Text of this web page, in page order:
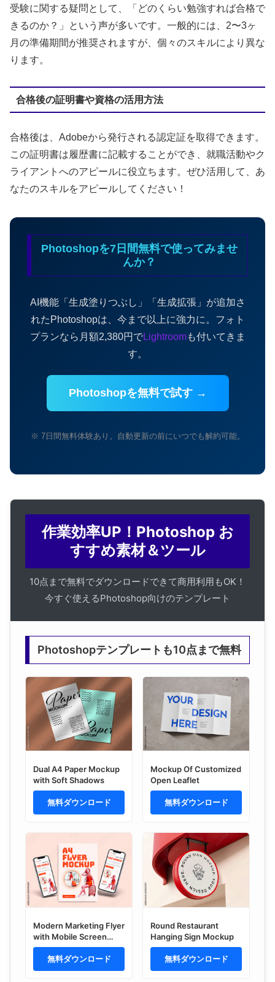
受験に関する疑問として、「どのくらい勉強すれば合格で
きるのか？」という声が多いです。一般的には、2〜3ヶ
月の準備期間が推奨されますが、個々のスキルにより異な
ります。
合格後の証明書や資格の活用方法
合格後は、Adobeから発行される認定証を取得できます。
この証明書は履歴書に記載することができ、就職活動やク
ライアントへのアピールに役立ちます。ぜひ活用して、あ
なたのスキルをアピールしてください！
Photoshopを7日間無料で使ってみませ
んか？
AI機能「生成塗りつぶし」「生成拡張」が追加さ
れたPhotoshopは、今まで以上に強力に。フォト
プランなら月額2,380円でLightroomも付いてきま
す。
Photoshopを無料で試す →
※ 7日間無料体験あり。自動更新の前にいつでも解約可能。
作業効率UP！Photoshop お
すすめ素材＆ツール
10点まで無料でダウンロードできて商用利用もOK！
今すぐ使えるPhotoshop向けのテンプレート
Photoshopテンプレートも10点まで無料
Dual A4 Paper Mockup
with Soft Shadows
無料ダウンロード
Mockup Of Customized
Open Leaflet
無料ダウンロード
Modern Marketing Flyer
with Mobile Screen
Mockup
無料ダウンロード
Round Restaurant
Hanging Sign Mockup
無料ダウンロード